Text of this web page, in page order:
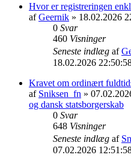
Hvor er registreringen
afGeernik » 18.02.2026
0 Svar
460 Visninger
Seneste indlæg af
18.02.2026
Kravet om ordinært
af Sniksen_fn »
og dansk statsborgerskab
0 Svar
648 Visninger
Seneste indlæg af
07.02.2026